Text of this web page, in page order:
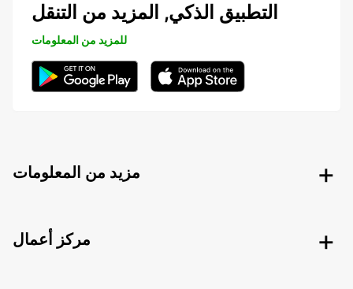
التطبيق الذكي, المزيد من التنقل
للمزيد من المعلومات
مزيد من المعلومات
مركز أعمال